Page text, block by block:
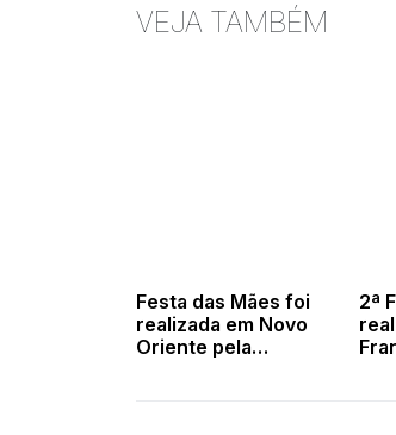
VEJA TAMBÉM
Festa das Mães foi
realizada em Novo
Oriente pela
2ª